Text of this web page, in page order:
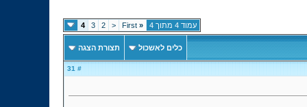
עמוד 4 מתוך 4 «
First
<
2
3
4
כלים לאשכול תצורת הצגה
# 31